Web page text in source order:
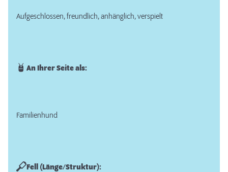
Aufgeschlossen, freundlich, anhänglich, verspielt
An Ihrer Seite als:
Familienhund
Fell (Länge/Struktur):